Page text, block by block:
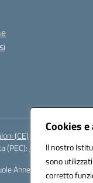
Cookies
Il nostro
sono
corretto
(CE)
(PEC):
Annesse)